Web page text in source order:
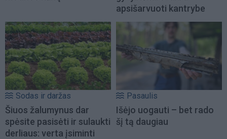
apsišarvuoti kantrybe
Sodas ir daržas
Šiuos žalumynus dar
spėsite pasisėti ir sulaukti
derliaus: verta įsiminti
Pasaulis
Išėjo uogauti – bet rado
šį tą daugiau